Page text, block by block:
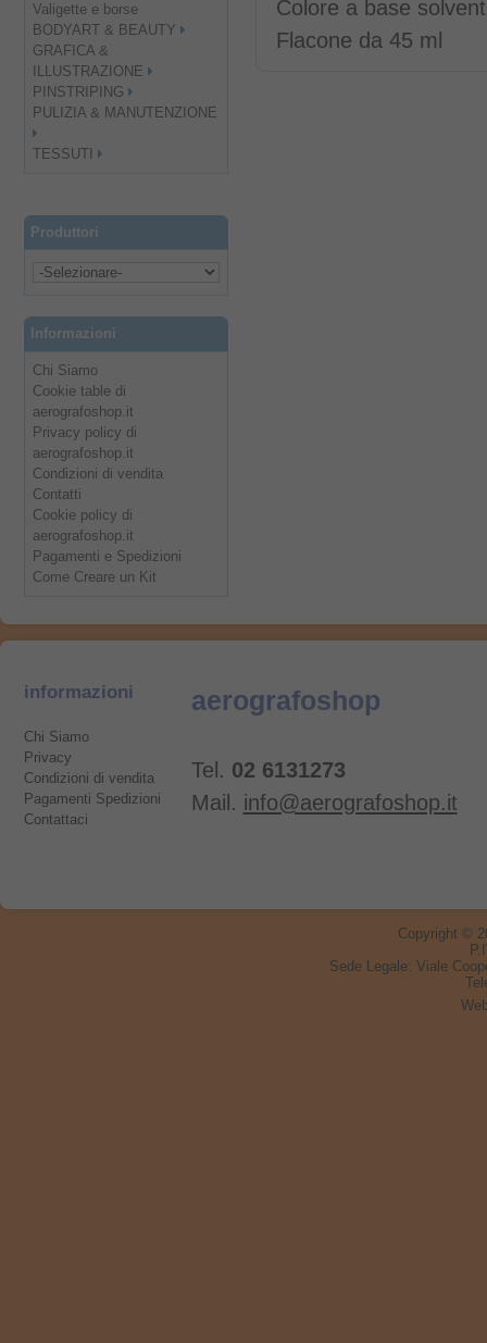
Valigette e borse
BODYART & BEAUTY
GRAFICA &
ILLUSTRAZIONE
PINSTRIPING
PULIZIA & MANUTENZIONE
TESSUTI
Produttori
Informazioni
Chi Siamo
Cookie table di
aerografoshop.it
Privacy policy di
aerografoshop.it
Condizioni di vendita
Contatti
Cookie policy di
aerografoshop.it
Pagamenti e Spedizioni
Come Creare un Kit
Colore a base
Flacone da 45 ml
informazioni
Chi Siamo
Privacy
Condizioni di vendita
Pagamenti Spedizioni
Contattaci
aerografoshop
Tel. 02 6131273
Mail. info@aerografoshop.it
Copyright ©
Sede Legale: Viale